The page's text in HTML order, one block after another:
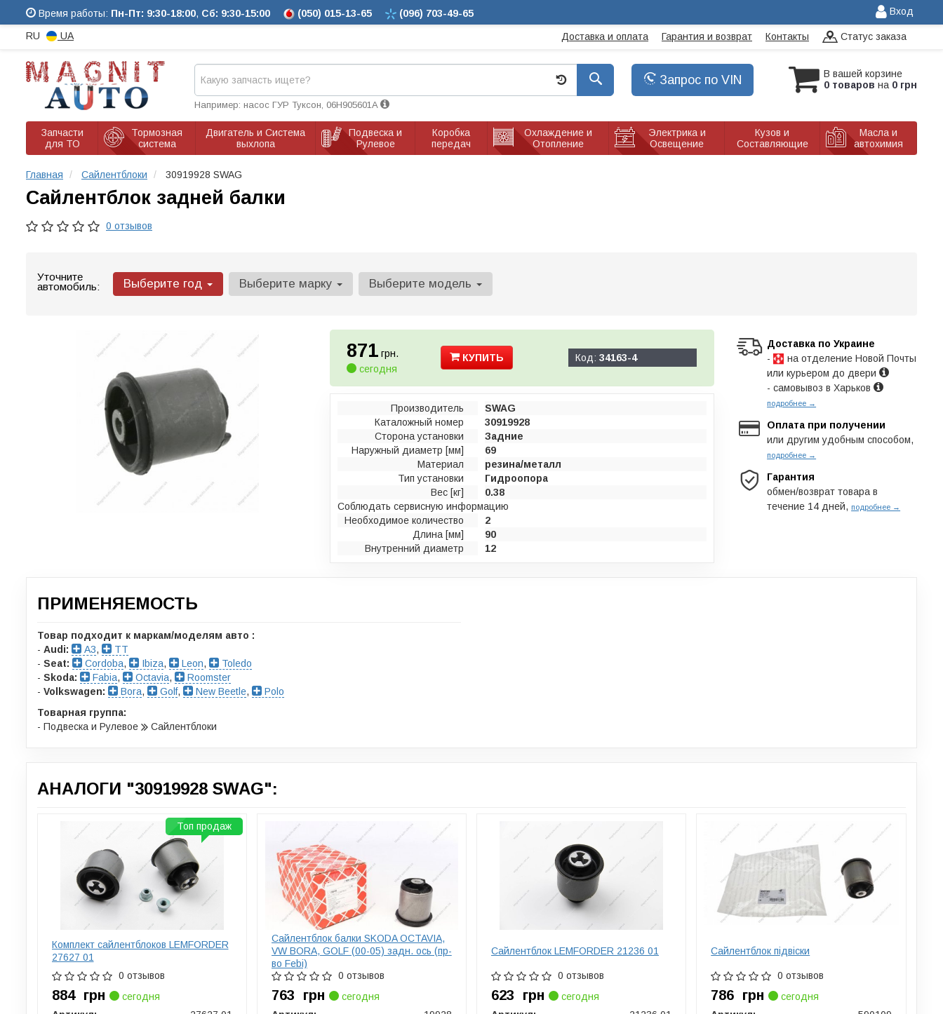
Время работы: Пн-Пт: 9:30-18:00, Сб: 9:30-15:00 (050) 015-13-65 (096) 703-49-65 Вход
RU UA Доставка и оплата Гарантия и возврат Контакты Статус заказа
В вашей корзине
0 товаров на 0 грн
Запрос по VIN
Например: насос ГУР Туксон, 06H905601A
Запчасти
для ТО
Тормозная
система
Двигатель и Система
выхлопа
Подвеска и
Рулевое
Коробка
передач
Охлаждение и
Отопление
Электрика и
Освещение
Кузов и
Составляющие
Масла и
автохимия
Главная Сайлентблоки 30919928 SWAG
Сайлентблок задней балки
0 отзывов
Уточните
автомобиль:
Выберите год Выберите марку Выберите модель
871 грн.
сегодня
КУПИТЬ Код:34163-4
Производитель
SWAG
Каталожный номер
30919928
Сторона установки
Задние
Наружный диаметр [мм]
69
Материал
резина/металл
Тип установки
Гидроопора
Вес [кг]
0.38
Соблюдать сервисную информацию
Необходимое количество
2
Длина [мм]
90
Внутренний диаметр
12
Доставка по Украине
-
на отделение Новой Почты
или курьером до двери
- самовывоз в Харьков
подробнее →
Оплата при получении
или другим удобным способом,
подробнее →
Гарантия
обмен/возврат товара в
течение 14 дней, подробнее →
ПРИМЕНЯЕМОСТЬ
Товар подходит к маркам/моделям авто :
- Audi: A3,
TT
- Seat: Cordoba, Ibiza, Leon,
Toledo
- Skoda: Fabia, Octavia,
Roomster
- Volkswagen: Bora, Golf, New Beetle,
Polo
Товарная группа:
- Подвеска и Рулевое
Сайлентблоки
АНАЛОГИ "30919928 SWAG":
Комплект сайлентблоков LEMFORDER
27627 01
0 отзывов
884 грн
сегодня
Топ продаж
Сайлентблок балки SKODA OCTAVIA,
VW BORA, GOLF (00-05) задн. ось (пр-
во Febi)
0 отзывов
763 грн
сегодня
Сайлентблок LEMFORDER 21236 01
0 отзывов
623 грн
сегодня
Сайлентблок підвіски
0 отзывов
786 грн
сегодня